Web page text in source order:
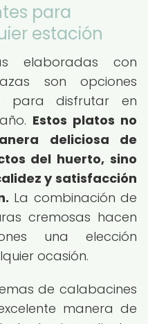
para
estación
elaboradas con
son opciones
para disfrutar en
Estos platos no
deliciosa de
del huerto, sino
y satisfacción
La combinación de
cremosas hacen
una elección
ocasión.
de calabacines
manera de